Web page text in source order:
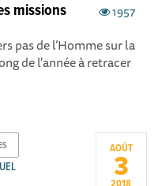
1957
missions
pas de l’Homme sur la
de l'année à retracer
AOÛT
3